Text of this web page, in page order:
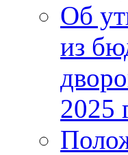
Об
из
2025